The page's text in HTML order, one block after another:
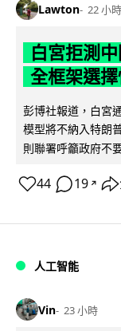
Lawton 22 小時
白宮拒測
全框架選
彭博社報道，白宮
模型將不納入特朗
則聯署呼籲政府不
44 19 ↗
人工智能
Vin 23 小時